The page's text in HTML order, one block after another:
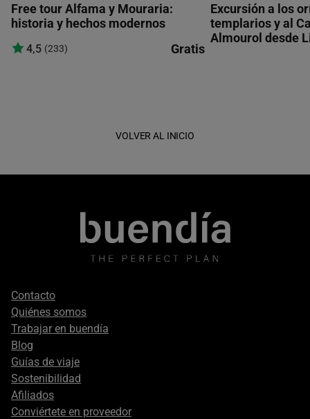
Free tour Alfama y Mouraria:
historia y hechos modernos
4,5 (233) Gratis
Excursión a los
templarios y al
Almourol desde
VOLVER AL INICIO
Footer
secondary
Contacto
Quiénes somos
Trabajar en buendía
Blog
Guías de viaje
Sostenibilidad
Afiliados
Conviértete en proveedor